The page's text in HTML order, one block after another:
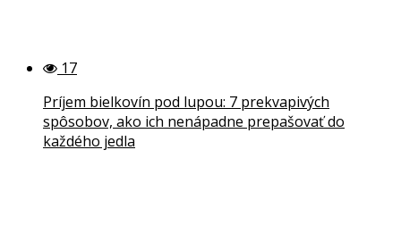
17
Príjem bielkovín pod lupou: 7 prekvapivých
spôsobov, ako ich nenápadne prepašovať do
každého jedla